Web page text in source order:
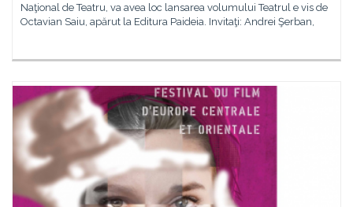
Naţional de Teatru, va avea loc lansarea volumului Teatrul e vis de
Octavian Saiu, apărut la Editura Paideia. Invitaţi: Andrei Şerban,